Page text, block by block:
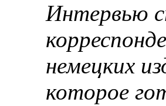
Интервью
немецких
которое